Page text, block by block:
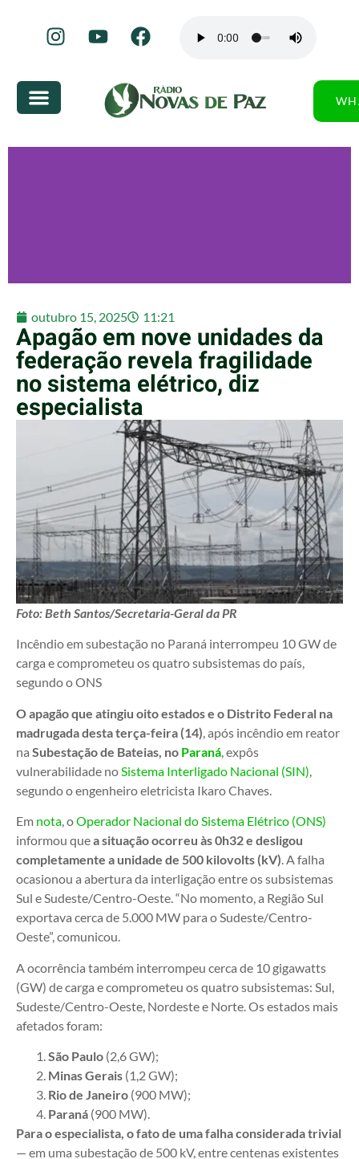
outubro 15, 2025 11:21
Apagão em nove unidades da
federação revela fragilidade
no sistema elétrico, diz
especialista
Foto: Beth Santos/Secretaria-Geral da PR
Incêndio em subestação no Paraná interrompeu 10 GW de
carga e comprometeu os quatro subsistemas do país,
segundo o ONS
O apagãoque atingiu oito estados e o Distrito Federal na
madrugada desta terça-feira (14) , após incêndio em reator
na Subestação de Bateias, no Paraná , expôs
vulnerabilidade no Sistema Interligado Nacional (SIN)
segundo o engenheiro eletricista Ikaro Chaves.
Em nota, oOperador Nacional do Sistema Elétrico (ONS)
informou quea situação ocorreu às 0h32 e desligou
completamente a unidade de 500 kilovolts (kV). A falha
ocasionou a abertura da interligação entre os subsistemas
Sul e Sudeste/Centro-Oeste. “No momento, a Região Sul
exportava cerca de 5.000 MW para o Sudeste/Centro-
Oeste”, comunicou.
A ocorrência também interrompeu cerca de 10 gigawatts
(GW) de carga e comprometeu os quatro subsistemas: Sul,
Sudeste/Centro-Oeste, Nordeste e Norte. Os estados mais
afetados foram:
São Paulo (2,6 GW);
Minas Gerais (1,2 GW);
Rio de Janeiro (900 MW);
Paraná (900 MW).
Para o especialista, o fato de uma falha considerada trivial
— em uma subestação de 500 kV, entre centenas existentes